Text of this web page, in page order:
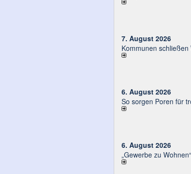
7. August 2026
Kommunen
6. August 2026
So sorgen Poren für
6. August 2026
„Gewerbe zu